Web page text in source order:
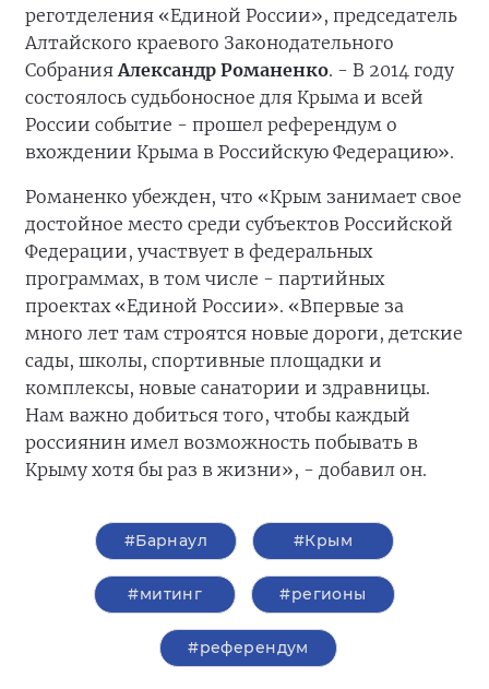
реготделения «Единой России», председатель
Алтайского краевого Законодательного
Собрания Александр Романенко. - В 2014 году
состоялось судьбоносное для Крыма и всей
России событие - прошел референдум о
вхождении Крыма в Российскую Федерацию».
Романенко убежден, что «Крым занимает свое
достойное место среди субъектов Российской
Федерации, участвует в федеральных
программах, в том числе - партийных
проектах «Единой России». «Впервые за
много лет там строятся новые дороги, детские
сады, школы, спортивные площадки и
комплексы, новые санатории и здравницы.
Нам важно добиться того, чтобы каждый
россиянин имел возможность побывать в
Крыму хотя бы раз в жизни», - добавил он.
#Барнаул #Крым
#митинг #регионы
#референдум